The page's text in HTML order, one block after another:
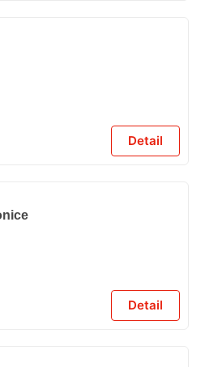
Detail
Detail